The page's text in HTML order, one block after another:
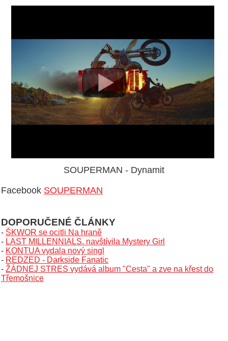
SOUPERMAN - Dynamit
Facebook SOUPERMAN
DOPORUČENÉ ČLÁNKY
- ŠKWOR se ocitli Na hraně
- LAST MILLENNIALS. navštívila Mystery Girl
- KONTUA vydala nový singl
- REDZED - Darkside Fanatic
- ŽÁDNEJ STRES vydává album "Cesta" a zve na křest do
Třemošnice